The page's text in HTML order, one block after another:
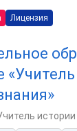
Лицензия